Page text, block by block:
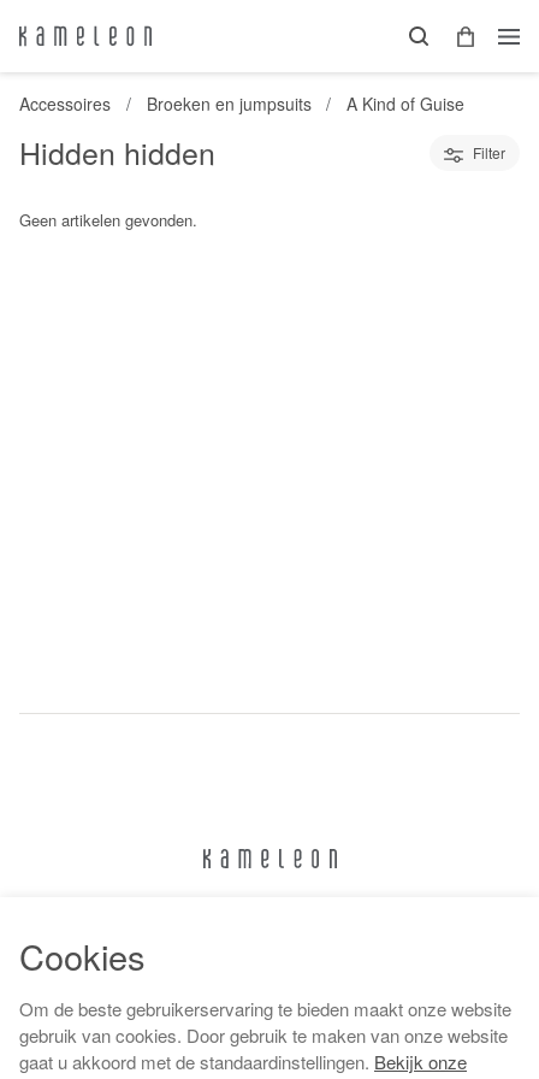
Accessoires Broeken en jumpsuits A Kind of Guise
Hidden hidden Filter
Geen artikelen gevonden.
Algemene voorwaarden
Cookies
Om de beste gebruikerservaring te bieden maakt onze website
gebruik van cookies. Door gebruik te maken van onze website
gaat u akkoord met de standaardinstellingen. Bekijk onze